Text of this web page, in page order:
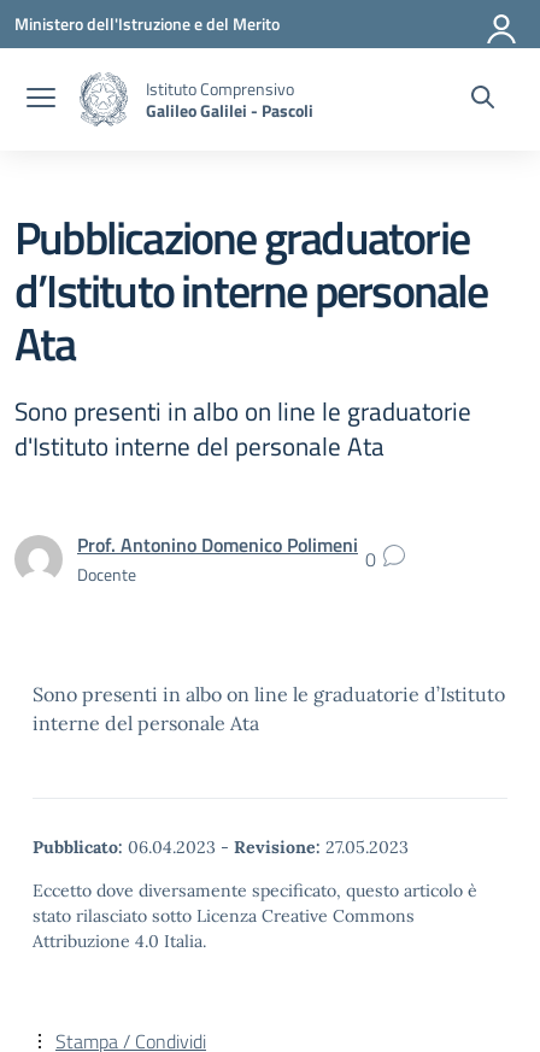
Vai ai contenuti
Vai al menu di navigazione
Vai al footer
Ministero dell'Istruzione e del Merito
Istituto Comprensivo
Galileo Galilei - Pascoli
Pubblicazione graduatorie
d’Istituto interne personale
Ata
Sono presenti in albo on line le graduatorie
d'Istituto interne del personale Ata
Prof. Antonino Domenico Polimeni
Docente 0
Sono presenti in albo on line le graduatorie d’Istituto
interne del personale Ata
Pubblicato: 06.04.2023 - Revisione: 27.05.2023
Eccetto dove diversamente specificato, questo articolo è
stato rilasciato sotto Licenza Creative Commons
Attribuzione 4.0 Italia.
Stampa / Condividi